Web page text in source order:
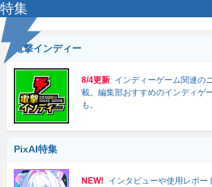
特集
電撃インディー
8/4更新 インディーゲーム関連の
載。編集部おすすめのインディゲ
も。
PixAI特集
NEW!
インタビューや使用レポー